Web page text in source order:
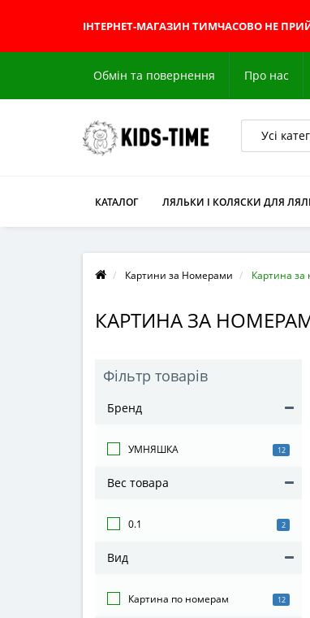
ІНТЕРНЕТ-МАГАЗИН ТИМЧАСОВО НЕ
Обмін та повернення Про нас
Усі
КАТАЛОГ ЛЯЛЬКИ І КОЛЯСКИ ДЛЯ
Картини за Номерами Картина за
КАРТИНА ЗА
Фільтр товарів
Бренд
УМНЯШКА 12
Вес товара
0.1 2
Вид
Картина по номерам 12